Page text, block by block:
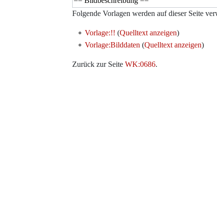
Folgende Vorlagen werden auf dieser Seite
Vorlage:!! (Quelltext anzeigen)
Vorlage:Bilddaten (Quelltext anzeigen)
Zurück zur Seite WK:0686.